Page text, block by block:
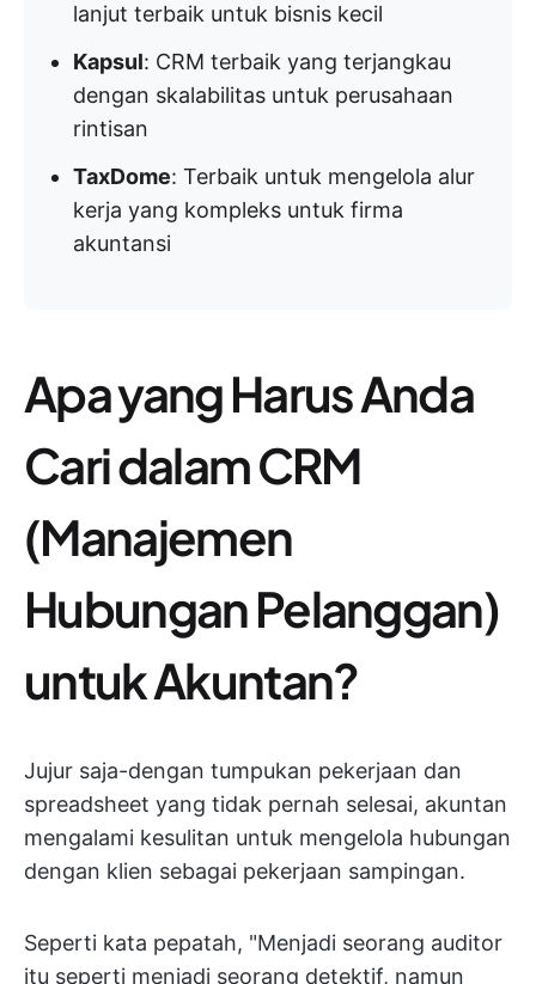
lanjut terbaik untuk bisnis kecil
Kapsul: CRM terbaik yang terjangkau
dengan skalabilitas untuk perusahaan
rintisan
TaxDome: Terbaik untuk mengelola alur
kerja yang kompleks untuk firma
akuntansi
Apa yang Harus Anda
Cari dalam CRM
(Manajemen
Hubungan Pelanggan)
untuk Akuntan?
Jujur saja-dengan tumpukan pekerjaan dan
spreadsheet yang tidak pernah selesai, akuntan
mengalami kesulitan untuk mengelola hubungan
dengan klien sebagai pekerjaan sampingan.
Seperti kata pepatah, "Menjadi seorang auditor
itu seperti menjadi seorang detektif, namun